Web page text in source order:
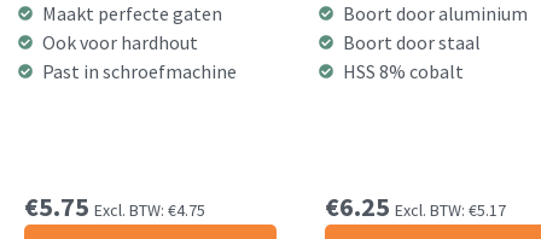
Maakt perfecte gaten
Ook voor hardhout
Past in schroefmachine
€5.75 Excl. BTW: €4.75
Boort door aluminium
Boort door staal
HSS 8% cobalt
€6.25 Excl. BTW: €5.17